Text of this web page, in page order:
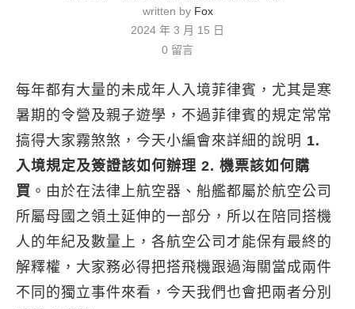
written by Fox
2024 年 3 月 15 日
0 留言
每年都有大量的未成年人入境菲律賓，尤其是寒
暑期的令營及親子遊學，不過菲律賓的規定常常
搞得大家霧煞煞，今天小編會來詳細的說明 1.
入境規定及簽證該如何辦理 2. 機票該如何購
買 。由於在法律上航空器、船艦都屬於航空公司
所屬母國之領土延伸的一部分，所以在陪同搭機
人的年紀及數量上，各航空公司才能保有最終的
解釋權，大家務必得把搭飛機跟過海關當成兩件
不同的獨立事件來看，今天我們也會把兩者分別